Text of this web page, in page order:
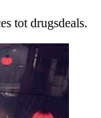
tot drugsdeals.